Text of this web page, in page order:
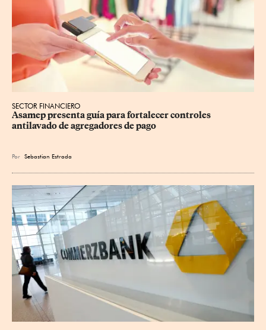
SECTOR FINANCIERO
Asamep presenta guía para fortalecer controles
antilavado de agregadores de pago
Por Sebastian Estrada